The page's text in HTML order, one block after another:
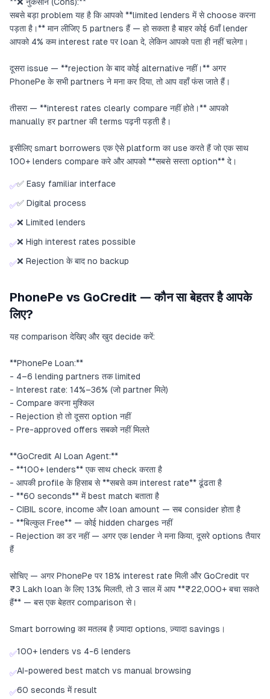
सबसे बड़ा problem यह है कि आपको **limited lenders में से choose करना
पड़ता है।** मान लीजिए 5 partners हैं — हो सकता है बाहर कोई 6वाँ lender
आपको 4% कम interest rate पर loan दे, लेकिन आपको पता ही नहीं चलेगा।
दूसरा issue — **rejection के बाद कोई alternative नहीं।** अगर
PhonePe के सभी partners ने मना कर दिया, तो आप वहाँ फंस जाते हैं।
तीसरा — **interest rates clearly compare नहीं होते।** आपको
manually हर partner की terms पढ़नी पड़ती है।
इसीलिए smart borrowers एक ऐसे platform का use करते हैं जो एक साथ
100+ lenders compare करे और आपको **सबसे सस्ता option** दे।
✅✅ Easy familiar interface
✅✅ Digital process
✅❌ Limited lenders
✅❌ High interest rates possible
✅❌ Rejection के बाद no backup
PhonePe vs GoCredit — कौन सा बेहतर है आपके
लिए?
यह comparison देखिए और खुद decide करें:
**PhonePe Loan:**
- 4–6 lending partners तक limited
- Interest rate: 14%–36% (जो partner मिले)
- Compare करना मुश्किल
- Rejection हो तो दूसरा option नहीं
- Pre-approved offers सबको नहीं मिलते
**GoCredit AI Loan Agent:**
- **100+ lenders** एक साथ check करता है
- आपकी profile के हिसाब से **सबसे कम interest rate** ढूंढता है
- **60 seconds** में best match बताता है
- CIBIL score, income और loan amount — सब consider होता है
- **बिल्कुल Free** — कोई hidden charges नहीं
- Rejection का डर नहीं — अगर एक lender ने मना किया, दूसरे options तैयार
हैं
सोचिए — अगर PhonePe पर 18% interest rate मिली और GoCredit पर
₹3 Lakh loan के लिए 13% मिलती, तो 3 साल में आप **₹22,000+ बचा सकते
हैं** — बस एक बेहतर comparison से।
Smart borrowing का मतलब है ज़्यादा options, ज़्यादा savings।
✅100+ lenders vs 4-6 lenders
✅AI-powered best match vs manual browsing
✅60 seconds में result